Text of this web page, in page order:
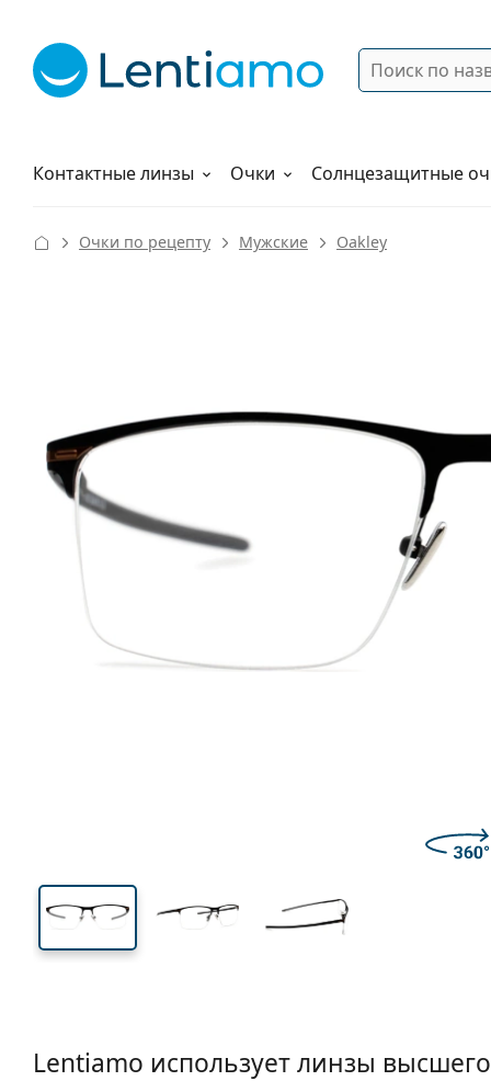
Поиск
Контактные линзы
Растворы Очки Солнцезащитные
Как заказать
Очки по рецепту Мужские Oakley
Lentiamo использует линзы высшего